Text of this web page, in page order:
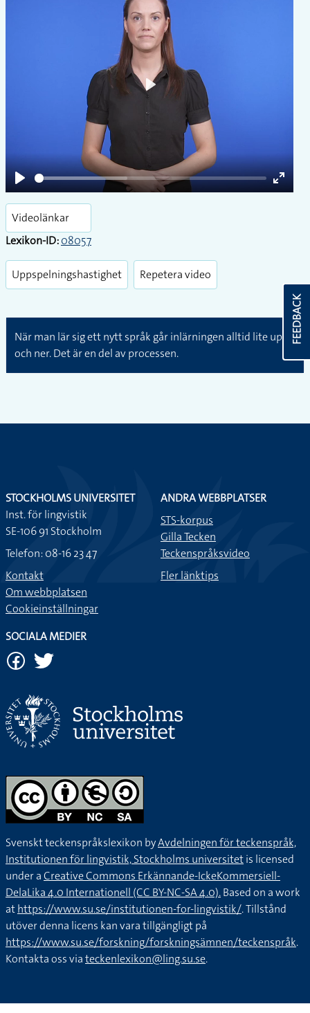
Play
Enter
Videolänkar
Lexikon-ID:08057
Uppspelningshastighet Repetera video
När man lär sig ett nytt språk går inlärningen alltid lite upp
och ner. Det är en del av processen.
FEEDBACK
STOCKHOLMS UNIVERSITET
Inst. för lingvistik
SE-106 91 Stockholm
Telefon: 08-16 23 47
Kontakt
Om webbplatsen
Cookieinställningar
ANDRA WEBBPLATSER
STS-korpus
Gilla Tecken
Teckenspråksvideo
Fler länktips
SOCIALA MEDIER
Svenskt teckenspråkslexikon byAvdelningen för teckenspråk,
Institutionen för lingvistik, Stockholms universitetis licensed
under aCreative Commons Erkännande-IckeKommersiell-
DelaLika 4.0 Internationell (CC BY-NC-SA 4.0).Based on a work
athttps://www.su.se/institutionen-for-lingvistik/. Tillstånd
utöver denna licens kan vara tillgängligt på
https://www.su.se/forskning/forskningsämnen/teckenspråk.
Kontakta oss viateckenlexikon@ling.su.se.